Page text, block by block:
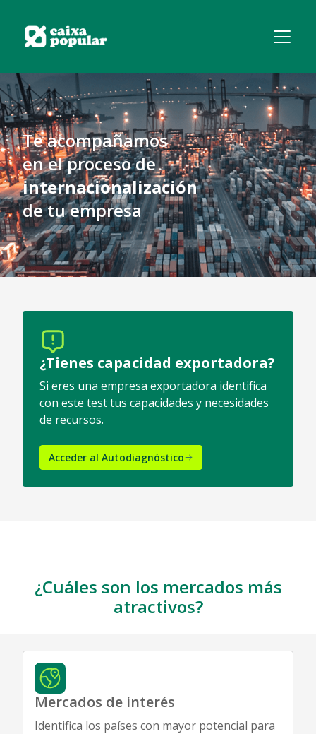
Te acompañamos
en el proceso de
internacionalización
de tu empresa
¿Tienes capacidad exportadora?
Si eres una empresa exportadora identifica
con este test tus capacidades y necesidades
de recursos.
Acceder al Autodiagnóstico
¿Cuáles son los mercados más
atractivos?
Mercados de interés
Identifica los países con mayor potencial para